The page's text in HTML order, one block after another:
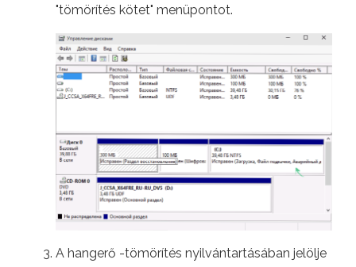
"tömörítés kötet" menüpontot.
A hangerő -tömörítés nyilvántartásában jelölje